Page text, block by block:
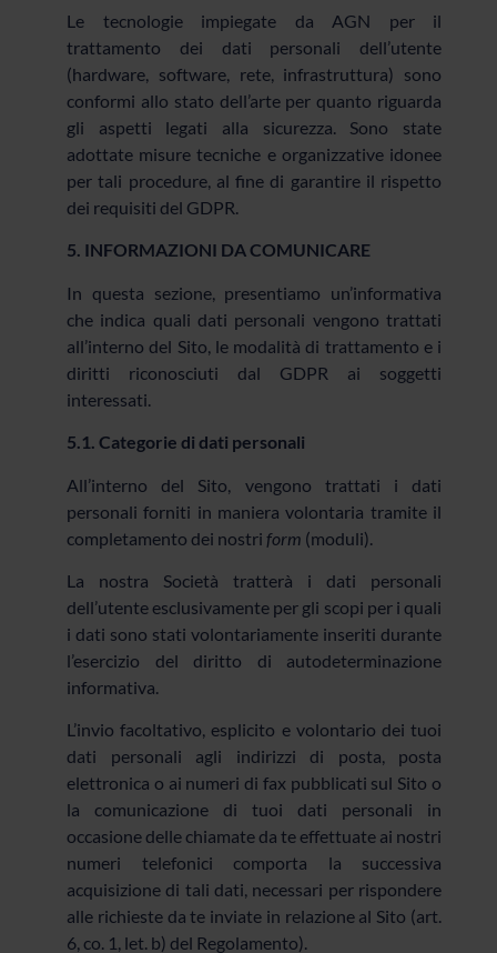
Le tecnologie impiegate da AGN per il
trattamento dei dati personali dell’utente
(hardware, software, rete, infrastruttura) sono
conformi allo stato dell’arte per quanto riguarda
gli aspetti legati alla sicurezza. Sono state
adottate misure tecniche e organizzative idonee
per tali procedure, al fine di garantire il rispetto
dei requisiti del GDPR.
5. INFORMAZIONI DA COMUNICARE
In questa sezione, presentiamo un’informativa
che indica quali dati personali vengono trattati
all’interno del Sito, le modalità di trattamento e i
diritti riconosciuti dal GDPR ai soggetti
interessati.
5.1. Categorie di dati personali
All’interno del Sito, vengono trattati i dati
personali forniti in maniera volontaria tramite il
completamento dei nostri form (moduli).
La nostra Società tratterà i dati personali
dell’utente esclusivamente per gli scopi per i quali
i dati sono stati volontariamente inseriti durante
l’esercizio del diritto di autodeterminazione
informativa.
L’invio facoltativo, esplicito e volontario dei tuoi
dati personali agli indirizzi di posta, posta
elettronica o ai numeri di fax pubblicati sul Sito o
la comunicazione di tuoi dati personali in
occasione delle chiamate da te effettuate ai nostri
numeri telefonici comporta la successiva
acquisizione di tali dati, necessari per rispondere
alle richieste da te inviate in relazione al Sito (art.
6, co. 1, let. b) del Regolamento).